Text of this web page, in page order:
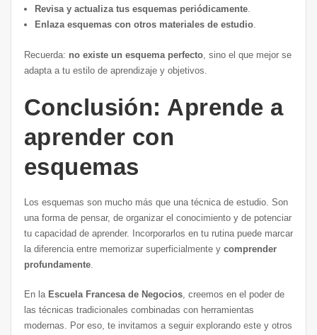
Revisa y actualiza tus esquemas periódicamente.
Enlaza esquemas con otros materiales de estudio.
Recuerda: no existe un esquema perfecto, sino el que mejor se
adapta a tu estilo de aprendizaje y objetivos.
Conclusión: Aprende a
aprender con
esquemas
Los esquemas son mucho más que una técnica de estudio. Son
una forma de pensar, de organizar el conocimiento y de potenciar
tu capacidad de aprender. Incorporarlos en tu rutina puede marcar
la diferencia entre memorizar superficialmente y comprender
profundamente.
En la Escuela Francesa de Negocios, creemos en el poder de
las técnicas tradicionales combinadas con herramientas
modernas. Por eso, te invitamos a seguir explorando este y otros